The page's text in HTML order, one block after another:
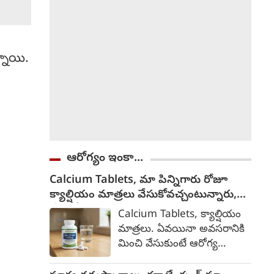
ఆరోగ్యం ఇంకా...
Calcium Tablets, మా పిన్నిగారు రోజూ
క్యాల్షియం మాత్రలు వేసుకోవచ్చంటున్నారు,
వేసుకోనా?
Calcium Tablets, క్యాల్షియం
మాత్రలు. ఏవయినా అవసరానికి
మించి వేసుకుంటే ఆరోగ్య